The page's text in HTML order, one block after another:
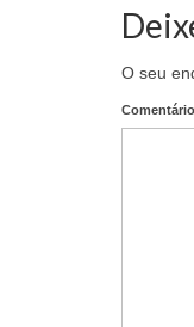
O seu
Comentário